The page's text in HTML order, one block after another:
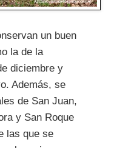
un buen
la de la
diciembre y
Además, se
de San Juan,
y San Roque
las que se